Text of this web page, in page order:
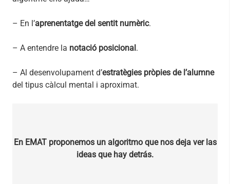
– En l’aprenentatge del sentit numèric.
– A entendre la notació posicional.
– Al desenvolupament d’estratègies pròpies de l’alumne
del tipus càlcul mental i aproximat.
En EMAT proponemos un algoritmo que nos deja ver las
ideas que hay detrás.